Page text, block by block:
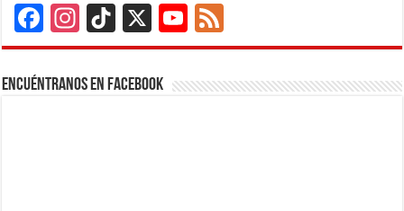
Facebook
Instagram
TikTok
X
YouTube
Channel
Encuéntranos en Facebook